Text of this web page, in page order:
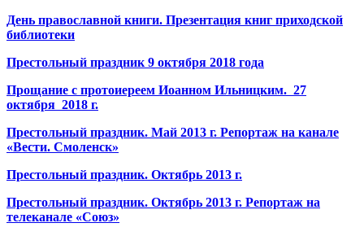
День православной книги. Презентация книг приходской
библиотеки
Престольный праздник 9 октября 2018 года
Прощание с протоиереем Иоанном Ильницким. 27
октября 2018 г.
Престольный праздник. Май 2013 г. Репортаж на канале
«Вести. Смоленск»
Престольный праздник. Октябрь 2013 г.
Престольный праздник. Октябрь 2013 г. Репортаж на
телеканале «Союз»